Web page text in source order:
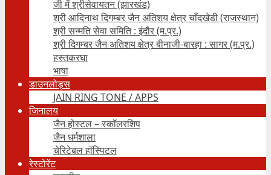
जी में श्रीसेवायतन (झारखंड)
श्री आदिनाथ दिगम्बर जैन अतिशय क्षेत्र चाँदखेडी (राजस्थान)
श्री सन्मति सेवा समिति : इंदौर (म.प्र.)
श्री दिगम्बर जैन अतिशय क्षेत्र बीनाजी-बारहा : सागर (म.प्र.)
हस्तकरघा
भाषा
डाउनलोड्स
JAIN RING TONE / APPS
जिनालय
जैन होस्टल – स्कॉलरशिप
जैन धर्मशाला
चेरिटेबल हॉस्पिटल
रेस्टोरेंट